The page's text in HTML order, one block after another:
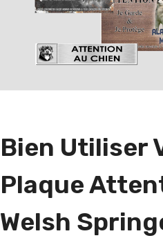
e
e
Bien Utiliser
Plaque
Welsh